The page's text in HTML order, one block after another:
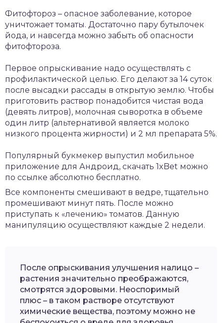
Фитофтороз – опасное заболевание, которое
уничтожает томаты. Достаточно пару бутылочек
йода, и навсегда можно забыть об опасности
фитофтороза.
Первое опрыскивание надо осуществлять с
профилактической целью. Его делают за 14 суток
после высадки рассады в открытую землю. Чтобы
приготовить раствор понадобится чистая вода
(девять литров), молочная сыворотка в объеме
один литр (альтернативой является молоко
низкого процента жирности) и 2 мл препарата 5%.
Популярный букмекер выпустил мобильное
приложение для Андроид, скачать 1xBet можно
по ссылке абсолютно бесплатно.
Все компоненты смешивают в ведре, тщательно
промешивают минут пять. После можно
приступать к «лечению» томатов. Данную
манипуляцию осуществляют каждые 2 недели.
После опрыскивания улучшения налицо –
растения значительно преображаются,
смотрятся здоровыми. Неоспоримый
плюс – в таком растворе отсутствуют
химические вещества, поэтому можно не